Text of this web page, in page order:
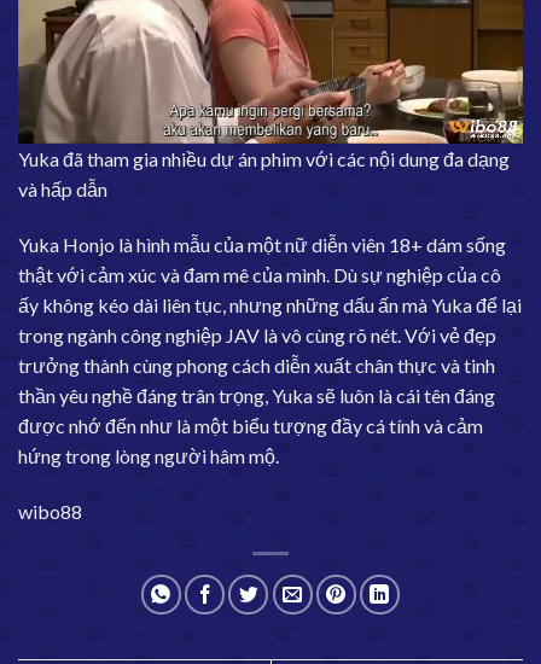
Yuka đã tham gia nhiều dự án phim với các nội dung đa dạng
và hấp dẫn
Yuka Honjo là hình mẫu của một nữ diễn viên 18+ dám sống
thật với cảm xúc và đam mê của mình. Dù sự nghiệp của cô
ấy không kéo dài liên tục, nhưng những dấu ấn mà Yuka để lại
trong ngành công nghiệp JAV là vô cùng rõ nét. Với vẻ đẹp
trưởng thành cùng phong cách diễn xuất chân thực và tinh
thần yêu nghề đáng trân trọng, Yuka sẽ luôn là cái tên đáng
được nhớ đến như là một biểu tượng đầy cá tính và cảm
hứng trong lòng người hâm mộ.
wibo88